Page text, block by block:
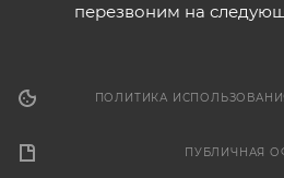
перезвоним на
ПОЛИТИКА
ПУБЛИЧНАЯ